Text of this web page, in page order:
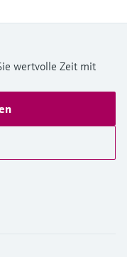
wertvolle Zeit mit